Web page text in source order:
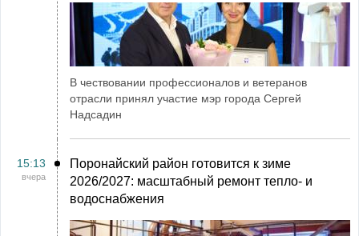
В чествовании профессионалов и ветеранов
отрасли принял участие мэр города Сергей
Надсадин
15:13
вчера
Поронайский район готовится к зиме
2026/2027: масштабный ремонт тепло- и
водоснабжения